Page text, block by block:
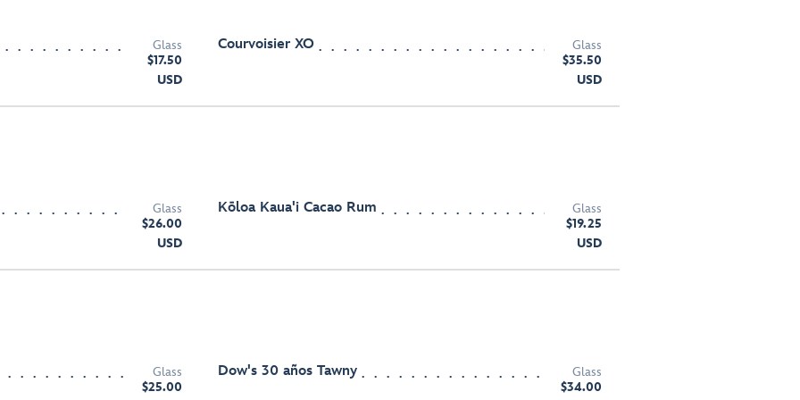
Glass
$17.50
USD
Courvoisier XO
Glass
$35.50
USD
Glass
$26.00
USD
Kōloa Kaua'i Cacao Rum
Glass
$19.25
USD
Glass
$25.00
Dow's 30 años Tawny
Glass
$34.00